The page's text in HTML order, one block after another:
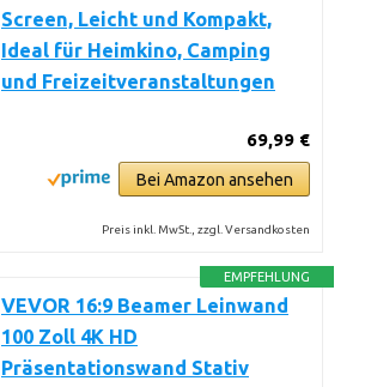
Screen, Leicht und Kompakt,
Ideal für Heimkino, Camping
und Freizeitveranstaltungen
69,99 €
Bei Amazon ansehen
Preis inkl. MwSt., zzgl. Versandkosten
EMPFEHLUNG
VEVOR 16:9 Beamer Leinwand
100 Zoll 4K HD
Präsentationswand Stativ